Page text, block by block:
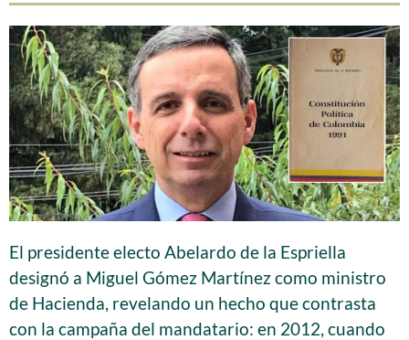
El presidente electo Abelardo de la Espriella
designó a Miguel Gómez Martínez como ministro
de Hacienda, revelando un hecho que contrasta
con la campaña del mandatario: en 2012, cuando